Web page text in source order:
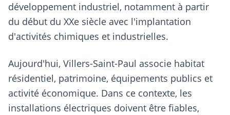
développement industriel, notamment à partir
du début du XXe siècle avec l'implantation
d'activités chimiques et industrielles.
Aujourd'hui, Villers-Saint-Paul associe habitat
résidentiel, patrimoine, équipements publics et
activité économique. Dans ce contexte, les
installations électriques doivent être fiables,